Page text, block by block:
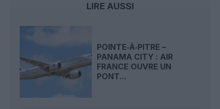
LIRE AUSSI
POINTE‑À‑PITRE –
PANAMA CITY : AIR
FRANCE OUVRE UN
PONT...